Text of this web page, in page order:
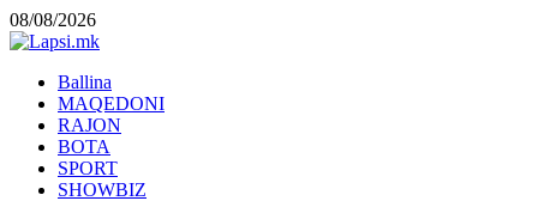
Skip
to
08/08/2026
Primary
Menu
Ballina
MAQEDONI
RAJON
BOTA
SPORT
SHOWBIZ